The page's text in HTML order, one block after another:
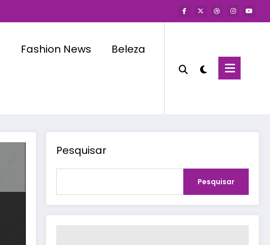
Fashion News Beleza
Pesquisar
Pesquisar